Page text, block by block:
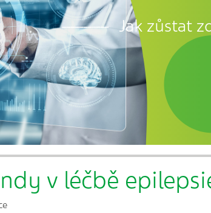
Jak zůstat
v léčbě